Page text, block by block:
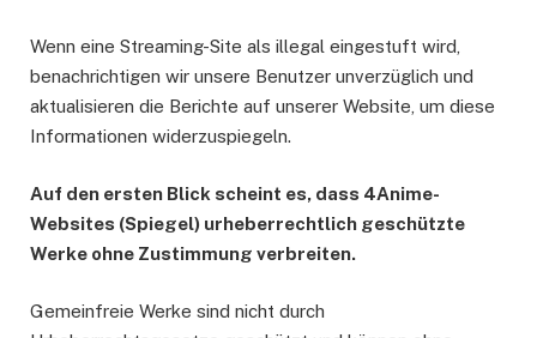
Wenn eine Streaming-Site als illegal eingestuft wird,
benachrichtigen wir unsere Benutzer unverzüglich und
aktualisieren die Berichte auf unserer Website, um diese
Informationen widerzuspiegeln.
Auf den ersten Blick scheint es, dass 4Anime-
Websites (Spiegel) urheberrechtlich geschützte
Werke ohne Zustimmung verbreiten.
Gemeinfreie Werke sind nicht durch